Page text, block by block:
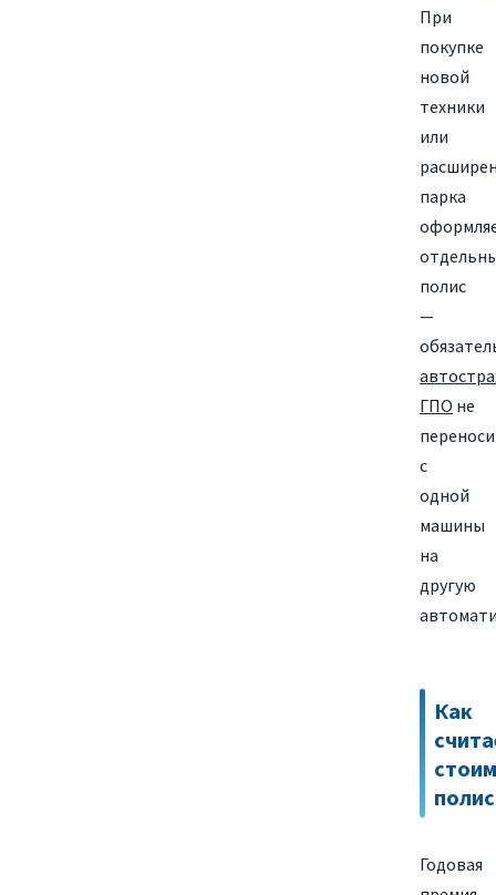
При
покупке
новой
техники
или
парка
полис
—
ГПО не
с
одной
машины
на
другую
Как
Годовая